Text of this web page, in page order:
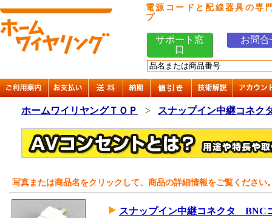
電源コードと配線器具の専
プ
サポート窓
口
お問合
ホームワイリヤングＴＯＰ > スナップイン中継コネク
写真または商品名をクリックして、商品の詳細情報をご覧ください
スナップイン中継コネクタ BNC